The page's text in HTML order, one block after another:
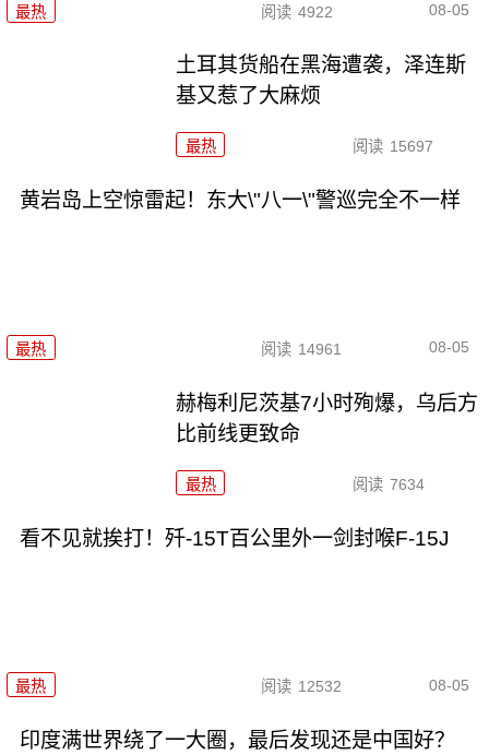
最热 阅读 4922 08-05
土耳其货船在黑海遭袭，泽连斯
基又惹了大麻烦
最热 阅读 15697
黄岩岛上空惊雷起！东大\"八一\"警巡完全不一样
最热 阅读 14961 08-05
赫梅利尼茨基7小时殉爆，乌后方
比前线更致命
最热 阅读 7634
看不见就挨打！歼-15T百公里外一剑封喉F-15J
最热 阅读 12532 08-05
印度满世界绕了一大圈，最后发现还是中国好？